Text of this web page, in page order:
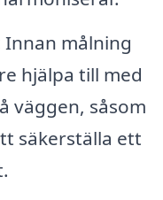
Innan målning
hjälpa till med
väggen, såsom
säkerställa ett